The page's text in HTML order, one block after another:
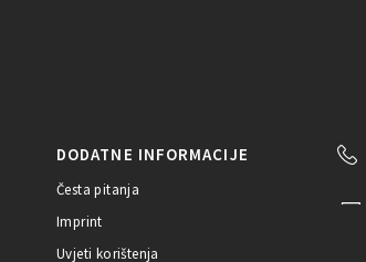
DODATNE INFORMACIJE
Česta pitanja
Imprint
Uvjeti korištenja